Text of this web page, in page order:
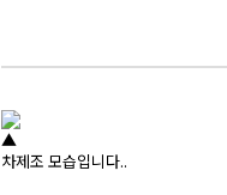
▲
차제조 모습입니다..